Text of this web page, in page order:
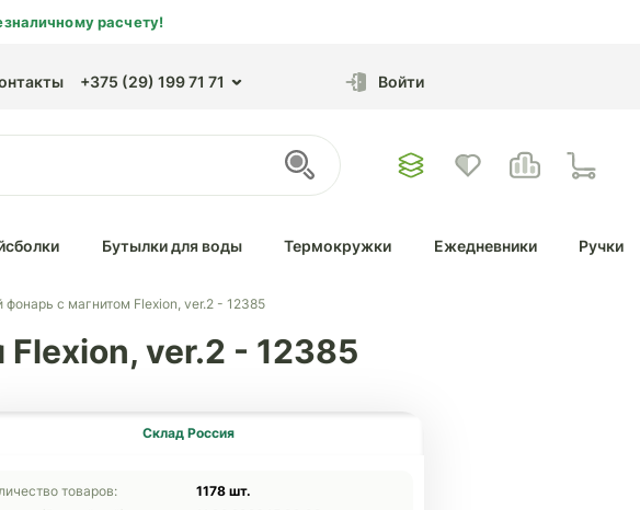
расчету!
+375 (29) 199 71 71 Войти
Бутылки для воды Термокружки Ежедневники Ручки
фонарь с магнитом Flexion, ver.2 - 12385
ver.2 - 12385
Склад Россия
товаров:
1178 шт.